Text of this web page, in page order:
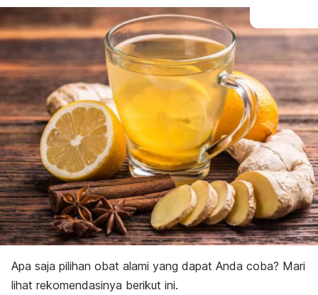
Apa saja pilihan obat alami yang dapat Anda coba? Mari
lihat rekomendasinya berikut ini.